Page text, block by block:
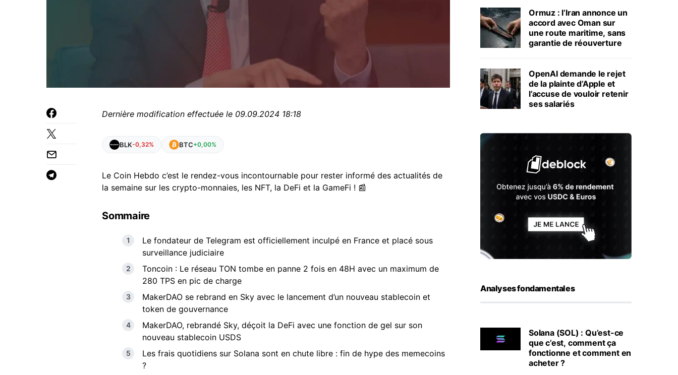
Dernière modification effectuée le 09.09.2024 18:18
BLK-0,32% BTC+0,00%
Le Coin Hebdo c’est le rendez-vous incontournable pour rester informé des actualités de
la semaine sur les crypto-monnaies, les NFT, la DeFi et la GameFi ! 📰
Sommaire
Le fondateur de Telegram est officiellement inculpé en France et placé sous
surveillance judiciaire
Toncoin : Le réseau TON tombe en panne 2 fois en 48H avec un maximum de
280 TPS en pic de charge
MakerDAO se rebrand en Sky avec le lancement d’un nouveau stablecoin et
token de gouvernance
MakerDAO, rebrandé Sky, déçoit la DeFi avec une fonction de gel sur son
nouveau stablecoin USDS
Les frais quotidiens sur Solana sont en chute libre : fin de hype des memecoins
?
Ormuz : l’Iran annonce un
accord avec Oman sur
une route maritime, sans
garantie de réouverture
OpenAI demande le rejet
de la plainte d’Apple et
l’accuse de vouloir retenir
ses salariés
Analyses fondamentales
Solana (SOL) : Qu’est-ce
que c’est, comment ça
fonctionne et comment en
acheter ?